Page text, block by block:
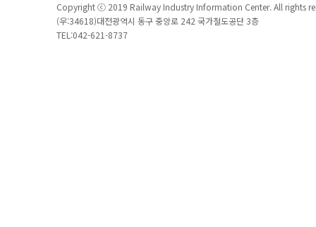
Copyright ⓒ 2019 Railway Industry Information Center. All rights
(우:34618)대전광역시 동구 중앙로 242 국가철도공단 3층
TEL:042-621-8737